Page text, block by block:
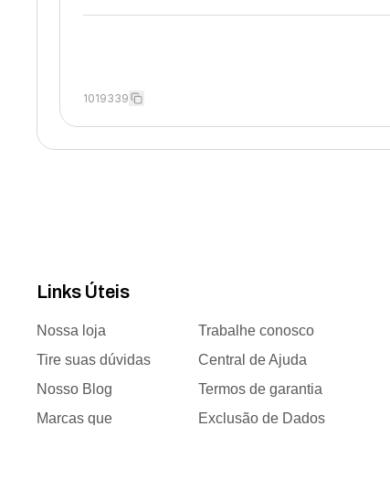
1019339
Links Úteis
Nossa loja
Trabalhe conosco
Tire suas dúvidas
Central de Ajuda
Nosso Blog
Termos de garantia
Marcas que
Exclusão de Dados